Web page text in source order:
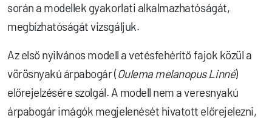
során a modellek gyakorlati alkalmazhatóságát,
megbízhatóságát vizsgáljuk.
Az első nyilvános modell a vetésfehérítő fajok közül a
vörösnyakú árpabogár (Oulema melanopus Linné)
előrejelzésére szolgál. A modell nem a veresnyakú
árpabogár imágók megjelenését hivatott előrejelezni,